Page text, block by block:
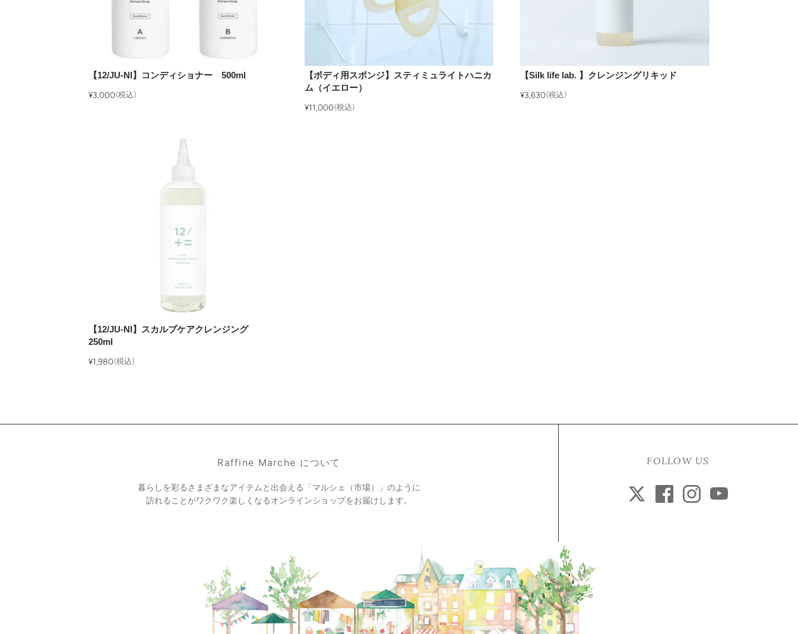
【12/JU-NI】コンディショナー 500ml
¥3,000(税込)
【ボディ用スポンジ】スティミュライトハニカ
ム（イエロー）
¥11,000(税込)
【Silk life lab. 】クレンジングリキッド
¥3,630(税込)
【12/JU-NI】スカルプケアクレンジング
250ml
¥1,980(税込)
Raffine Marche について
暮らしを彩るさまざまなアイテムと出会える「マルシェ（市場）」のように
訪れることがワクワク楽しくなるオンラインショップをお届けします。
FOLLOW US